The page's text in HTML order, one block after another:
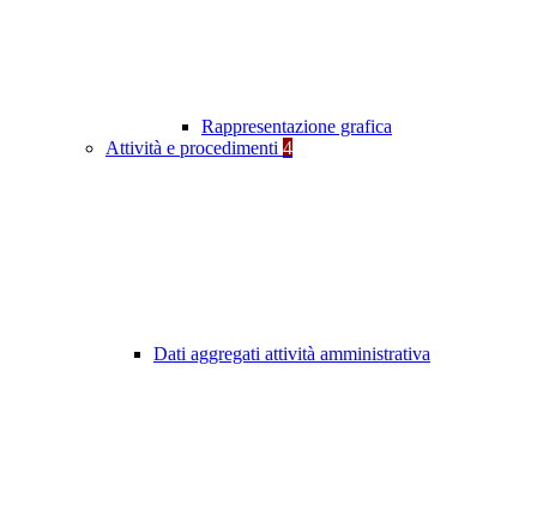
Rappresentazione grafica
Attività e procedimenti 4
Dati aggregati attività amministrativa